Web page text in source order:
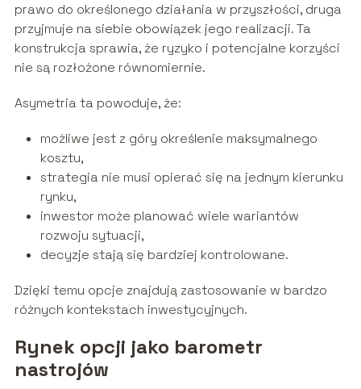
prawo do określonego działania w przyszłości, druga
przyjmuje na siebie obowiązek jego realizacji. Ta
konstrukcja sprawia, że ryzyko i potencjalne korzyści
nie są rozłożone równomiernie.
Asymetria ta powoduje, że:
możliwe jest z góry określenie maksymalnego
kosztu,
strategia nie musi opierać się na jednym kierunku
rynku,
inwestor może planować wiele wariantów
rozwoju sytuacji,
decyzje stają się bardziej kontrolowane.
Dzięki temu opcje znajdują zastosowanie w bardzo
różnych kontekstach inwestycyjnych.
Rynek opcji jako barometr
nastrojów